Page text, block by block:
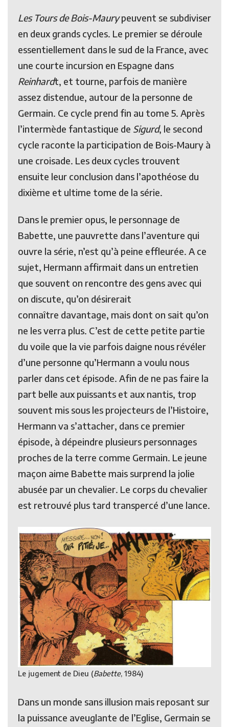
Les Tours de Bois-Maurypeuvent se subdiviser
en deux grands cycles. Le premier se déroule
essentiellement dans le sud de la France, avec
une courte incursion en Espagne dans
Reinhardt, et tourne, parfois de manière
assez distendue, autour de la personne de
Germain. Ce cycle prend fin au tome 5. Après
l’intermède fantastique de Sigurd, le second
cycle raconte la participation de Bois-Maury à
une croisade. Les deux cycles trouvent
ensuite leur conclusion dans l’apothéose du
dixième et ultime tome de la série.
Dans le premier opus, le personnage de
Babette, une pauvrette dans l’aventure qui
ouvre la série, n’est qu’à peine effleurée. A ce
sujet, Hermann affirmait dans un entretien
que souvent on rencontre des gens avec qui
on discute, qu’on désirerait
connaître davantage, mais dont on sait qu’on
ne les verra plus. C’est de cette petite partie
du voile que la vie parfois daigne nous révéler
d’une personne qu’Hermann a voulu nous
parler dans cet épisode. Afin de ne pas faire la
part belle aux puissants et aux nantis, trop
souvent mis sous les projecteurs de l’Histoire,
Hermann va s’attacher, dans ce premier
épisode, à dépeindre plusieurs personnages
proches de la terre comme Germain. Le jeune
maçon aime Babette mais surprend la jolie
abusée par un chevalier. Le corps du chevalier
est retrouvé plus tard transpercé d’une lance.
Le jugement de Dieu (Babette, 1984)
Dans un monde sans illusion mais reposant sur
la puissance aveuglante de l’Eglise, Germain se